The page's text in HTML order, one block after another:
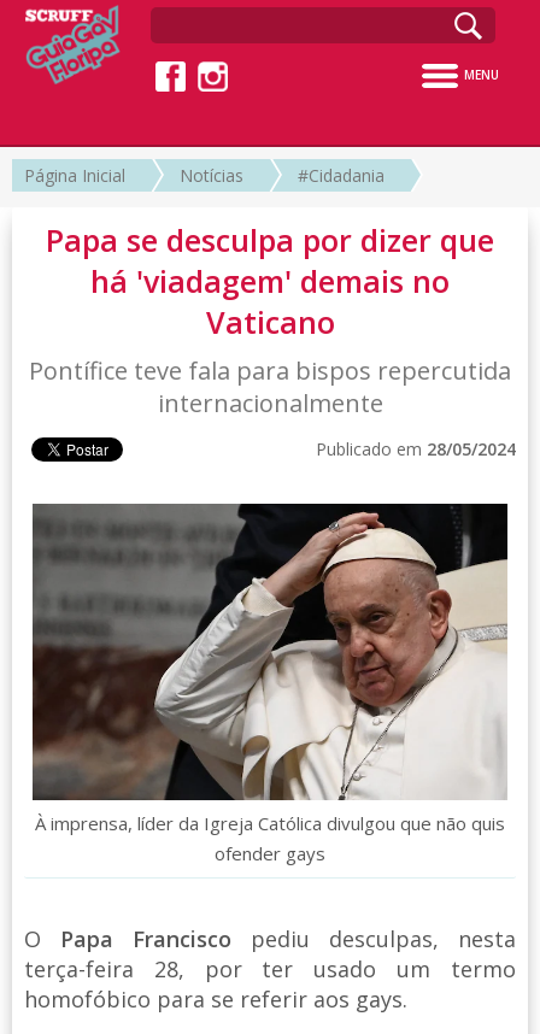
MENU
Página Inicial Notícias #Cidadania
Papa se desculpa por dizer que
há 'viadagem' demais no
Vaticano
Pontífice teve fala para bispos repercutida
internacionalmente
Publicado em 28/05/2024
À imprensa, líder da Igreja Católica divulgou que não quis
ofender gays
O Papa Francisco pediu desculpas, nesta
terça-feira 28, por ter usado um termo
homofóbico para se referir aos gays.